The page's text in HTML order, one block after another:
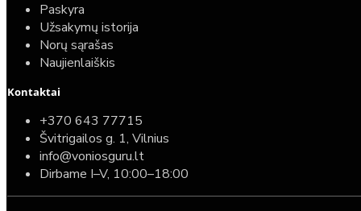
Paskyra
Užsakymų istorija
Norų sąrašas
Naujienlaiškis
Kontaktai
+370 643 77715
Švitrigailos g. 1, Vilnius
info@voniosguru.lt
Dirbame I–V, 10:00–18:00